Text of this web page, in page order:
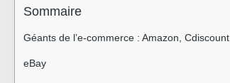
Sommaire
Géants de l’e-commerce : Amazon, Cdiscount,
eBay